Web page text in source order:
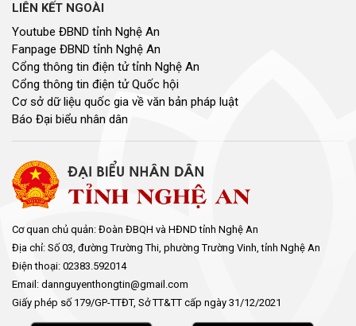
LIÊN KẾT NGOÀI
Youtube ĐBND tỉnh Nghệ An
Fanpage ĐBND tỉnh Nghệ An
Cổng thông tin điện tử tỉnh Nghệ An
Cổng thông tin điện tử Quốc hội
Cơ sở dữ liệu quốc gia về văn bản pháp luật
Báo Đại biểu nhân dân
Cơ quan chủ quản: Đoàn ĐBQH và HĐND tỉnh Nghệ An
Địa chỉ: Số 03, đường Trường Thi, phường Trường Vinh, tỉnh Nghệ An
Điện thoại: 02383.592014
Email: dannguyenthongtin@gmail.com
Giấy phép số 179/GP-TTĐT, Sở TT&TT cấp ngày 31/12/2021